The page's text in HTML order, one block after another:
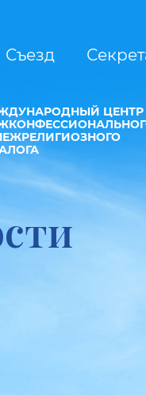
Съезд
ЦЕНТР